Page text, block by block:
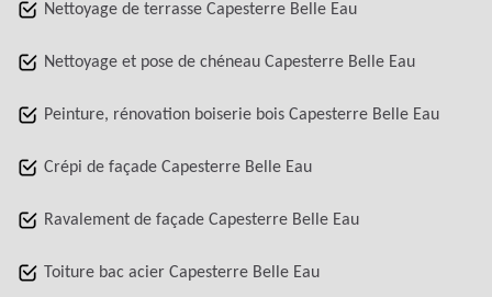
Nettoyage de terrasse Capesterre Belle Eau
Nettoyage et pose de chéneau Capesterre Belle Eau
Peinture, rénovation boiserie bois Capesterre Belle Eau
Crépi de façade Capesterre Belle Eau
Ravalement de façade Capesterre Belle Eau
Toiture bac acier Capesterre Belle Eau